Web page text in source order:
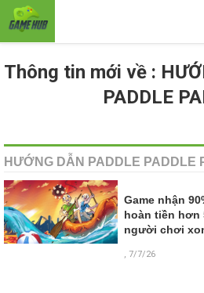
Thông tin mới về :
PADDLE
HƯỚNG DẪN PADDLE PADDLE
Game nhận
hoàn tiền hơn
người chơi
, 7/7/26